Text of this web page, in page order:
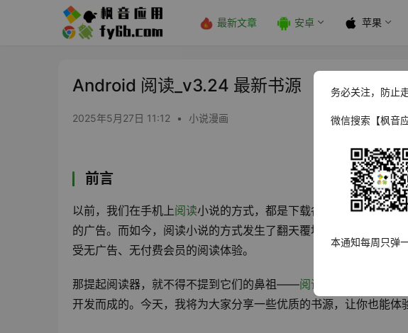
最新文章 安卓 苹果
Android 阅读_v3.24 最新书源
2025年5月27日 11:12 • 小说漫画
前言
以前，我们在手机上阅读小说的方式，都是下载各种小说App在线
的广告。而如今，阅读小说的方式发生了翻天覆地的变化，我们
受无广告、无付费会员的阅读体验。
那提起阅读器，就不得不提到它们的鼻祖——阅读APP
，几乎所
开发而成的。今天，我将为大家分享一些优质的书源，让你也能体
务必关注，防止
微信搜索【枫音
本通知每周只弹